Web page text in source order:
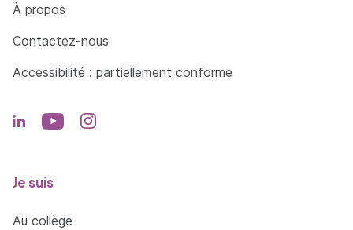
Côté Formations
À propos
Contactez-nous
Accessibilité : partiellement conforme
Je suis
Au collège